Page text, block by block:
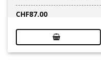
CHF87.00